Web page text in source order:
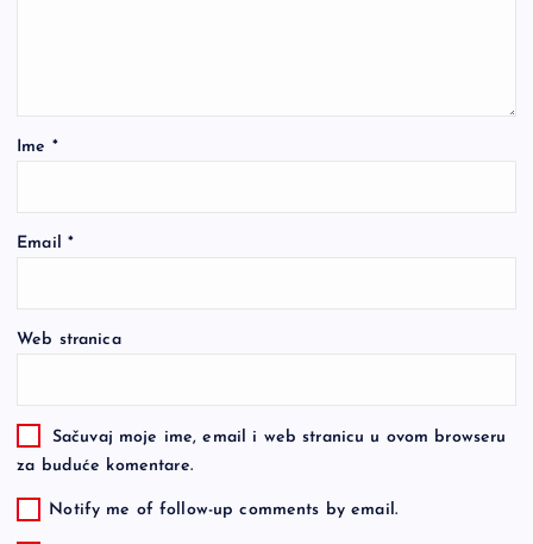
Ime *
Email *
Web stranica
Sačuvaj moje ime, email i web stranicu u ovom browseru
za buduće komentare.
Notify me of follow-up comments by email.